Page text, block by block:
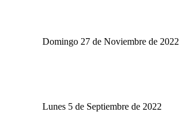
Domingo 27 de Noviembre de 2022
Lunes 5 de Septiembre de 2022